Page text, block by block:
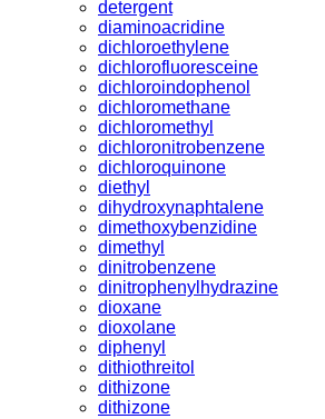
detergent
diaminoacridine
dichloroethylene
dichlorofluoresceine
dichloroindophenol
dichloromethane
dichloromethyl
dichloronitrobenzene
dichloroquinone
diethyl
dihydroxynaphtalene
dimethoxybenzidine
dimethyl
dinitrobenzene
dinitrophenylhydrazine
dioxane
dioxolane
diphenyl
dithiothreitol
dithizone
dithizone